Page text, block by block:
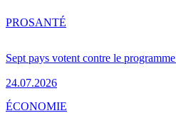
Sept pays votent contre le
24.07.2026
PROSANTÉ
ÉCONOMIE